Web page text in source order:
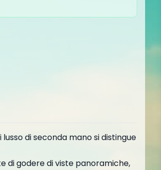
di seconda mano si distingue
di godere di viste panoramiche,